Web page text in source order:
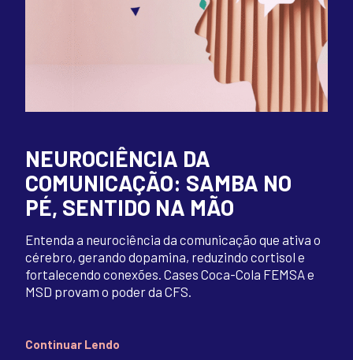
NEUROCIÊNCIA DA
COMUNICAÇÃO: SAMBA NO
PÉ, SENTIDO NA MÃO
Entenda a neurociência da comunicação que ativa o
cérebro, gerando dopamina, reduzindo cortisol e
fortalecendo conexões. Cases Coca-Cola FEMSA e
MSD provam o poder da CFS.
Continuar Lendo